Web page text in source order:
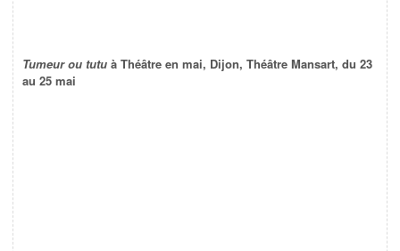
Tumeur ou tutu à Théâtre en mai, Dijon, Théâtre Mansart, du 23
au 25 mai